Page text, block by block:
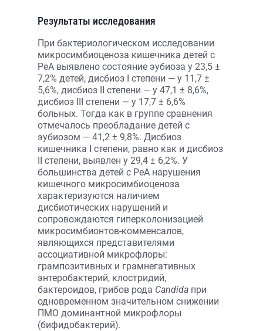
Результаты исследования
При бактериологическом исследовании
микросимбиоценоза кишечника детей с
РеА выявлено состояние эубиоза у 23,5 ±
7,2% детей, дисбиоз I степени — у 11,7 ±
5,6%, дисбиоз II степени — у 47,1 ± 8,6%,
дисбиоз III степени — у 17,7 ± 6,6%
больных. Тогда как в группе сравнения
отмечалось преобладание детей с
эубиозом — 41,2 ± 9,8%. Дисбиоз
кишечника I степени, равно как и дисбиоз
II степени, выявлен у 29,4 ± 6,2%. У
большинства детей с РеА нарушения
кишечного микросимбиоценоза
характеризуются наличием
дисбиотических нарушений и
сопровождаются гиперколонизацией
микросимбионтов-комменсалов,
являющихся представителями
ассоциативной микрофлоры:
грампозитивных и грамнегативных
энтеробактерий, клостридий,
бактероидов, грибов рода Candida при
одновременном значительном снижении
ПМО доминантной микрофлоры
(бифидобактерий).